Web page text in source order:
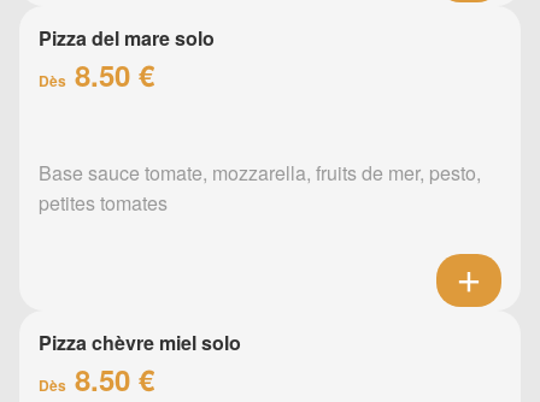
Pizza del mare solo
Dès 8.50 €
Base sauce tomate, mozzarella, fruits de mer, pesto,
petites tomates
Pizza chèvre miel solo
Dès 8.50 €